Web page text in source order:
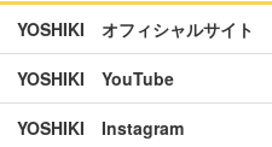
YOSHIKI オフィシャルサイト
YOSHIKI YouTube
YOSHIKI Instagram